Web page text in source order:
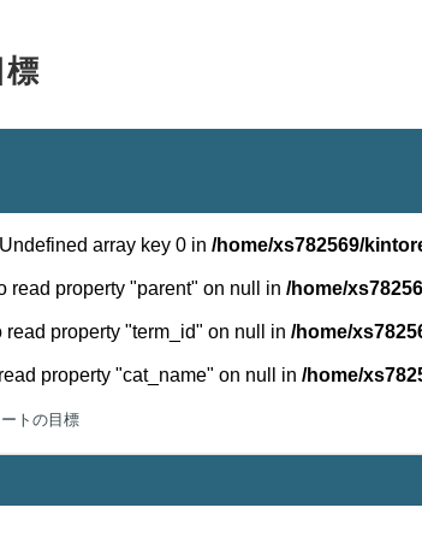
array key 0 in /home/xs782569/
read property "parent" on null in /home/
read property "term_id" on null in /home/
property "cat_name" on null in /home/
トの目標
key 0 in/home/xs782569/kintorenavi.com/